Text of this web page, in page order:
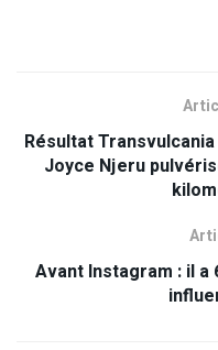
Résultat
Joyce Njeru
Avant Instagram : il